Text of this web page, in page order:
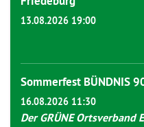
13.08.2026 19:00
Sommerfest BÜNDNIS
16.08.2026 11:30
Der GRÜNE Ortsverband